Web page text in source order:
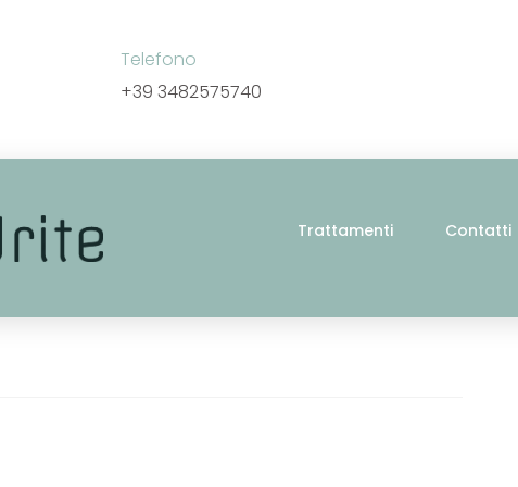
Telefono
+39 3482575740
Trattamenti Contatti